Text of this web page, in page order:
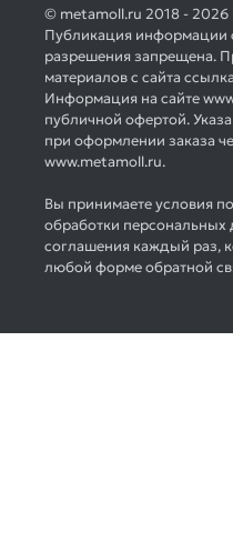
© metamoll.ru 2018 -
Публикация информации
разрешения запрещена.
материалов с сайта
Информация на сайте
публичной офертой.
при оформлении заказа
www.metamoll.ru.
Вы принимаете условия
обработки персональных
соглашения каждый раз,
любой форме обратной